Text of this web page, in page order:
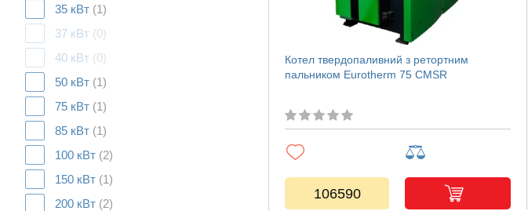
35 кВт (1)
37 кВт (0)
40 кВт (0)
50 кВт (1)
75 кВт (1)
85 кВт (1)
100 кВт (2)
150 кВт (1)
200 кВт (2)
Котел твердопаливний з ретортним
пальником Eurotherm 75 CMSR
106590